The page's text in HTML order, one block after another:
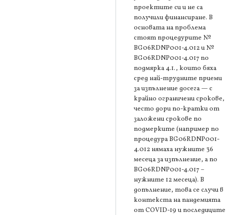
проектите си и не са
получили финансиране. В
основата на проблема
стоят процедурите №
BG06RDNP001-4.012 и №
BG06RDNP001-4.017 по
подмярка 4.1., които бяха
сред най-трудните приеми
за изпълнение досега — с
крайно ограничени срокове,
често дори по-кратки от
заложени срокове по
подмерките (например по
процедура BG06RDNP001-
4.012 нямаха нужните 36
месеца за изпълнение, а по
BG06RDNP001-4.017 –
нужните 12 месеца). В
допълнение, това се случи в
контекста на пандемията
от COVID-19 и последиците